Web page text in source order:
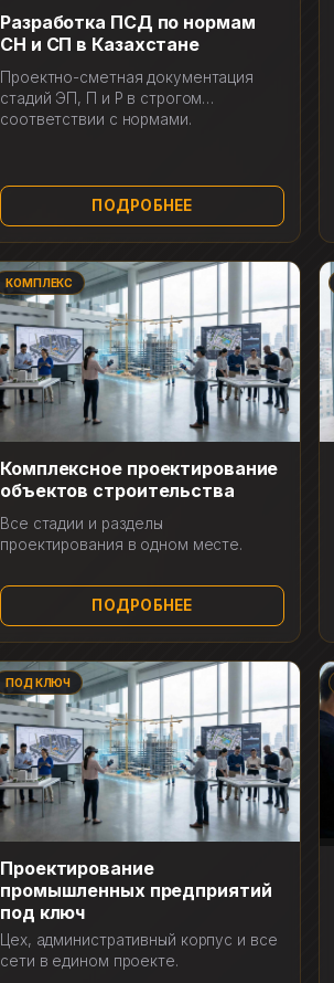
Разработка ПСД по нормам
СН и СП в Казахстане
Проектно-сметная документация
стадий ЭП, П и Р в строгом
соответствии с нормами.
ПОДРОБНЕЕ
КОМПЛЕКС
Комплексное проектирование
объектов строительства
Все стадии и разделы
проектирования в одном месте.
ПОДРОБНЕЕ
ПОД КЛЮЧ
Проектирование
промышленных предприятий
под ключ
Цех, административный корпус и все
сети в едином проекте.